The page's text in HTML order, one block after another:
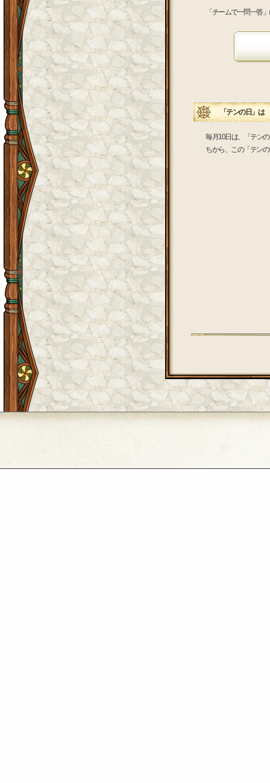
「チームで一問一答
「テンの日」は
毎月10日は、「テン
ちから、この「テン